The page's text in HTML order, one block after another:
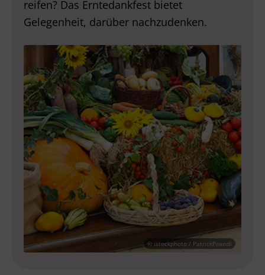
© istockphoto / PatrickPoendl
reifen? Das Erntedankfest bietet
Gelegenheit, darüber nachzudenken.